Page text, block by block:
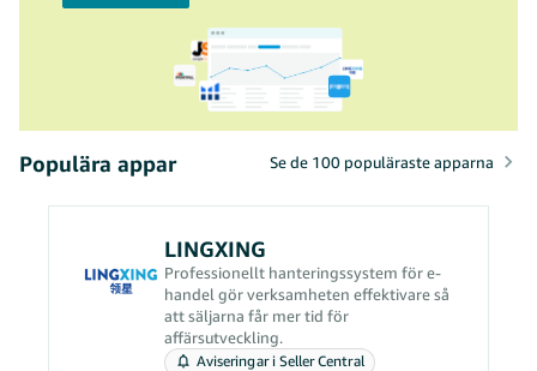
Populära appar Se de 100 populäraste apparna
LINGXING
Professionellt hanteringssystem för e-
handel gör verksamheten effektivare så
att säljarna får mer tid för
affärsutveckling.
Aviseringar i Seller Central